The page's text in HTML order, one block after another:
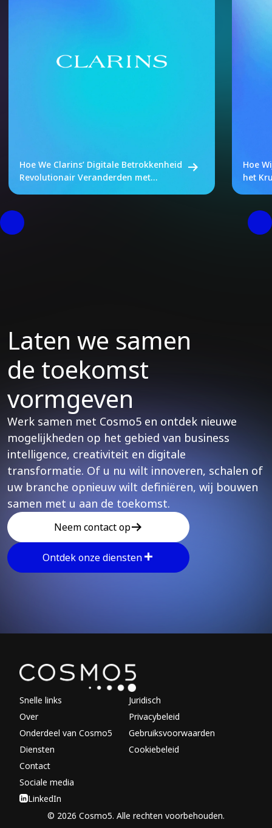
Hoe We Clarins’ Digitale Betrokkenheid
Revolutionair Veranderden met
Hoe
het
Laten we samen
de toekomst
vormgeven
Werk samen met Cosmo5 en ontdek nieuwe
mogelijkheden op het gebied van business
intelligence, creativiteit en digitale
transformatie. Of u nu wilt innoveren, schalen of
uw branche opnieuw wilt definiëren, wij bouwen
samen met u aan de toekomst.
Neem contact op
Ontdek onze diensten
Explore other parts of
Snelle links
Over
Onderdeel van Cosmo5
Diensten
Contact
Juridisch
Privacybeleid
Gebruiksvoorwaarden
Cookiebeleid
Sociale media
LinkedIn
© 2026 Cosmo5. Alle rechten voorbehouden.